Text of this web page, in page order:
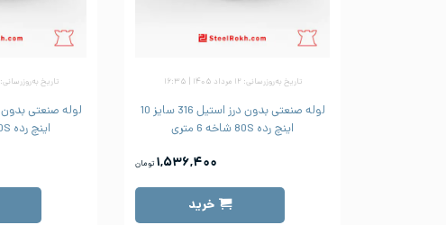
تاریخ به‌روزرسانی: ۱۲ مرداد ۱۴۰۵ | ۱۶:۳۵
لوله صنعتی بدون درز استیل 316 سایز 10
اینچ رده 80S شاخه 6 متری
۱,۵۳۶,۴۰۰ تومان
خرید
تاریخ به‌روزرسانی: ۱۲ مرداد ۱۴۰۵ | ۱۶:۳۵
اینچ رده 40S شاخه 6 متری